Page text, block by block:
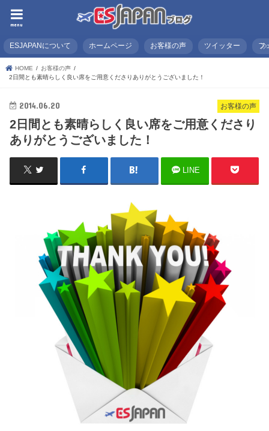
menu
ESJAPANについて ホームページ お客様の声 ツイッター フ
HOME
お客様の声
2日間とも素晴らしく良い席をご用意くださりありがとうございました！
お客様の声
2014.06.20
2日間とも素晴らしく良い席をご用意くださり
ありがとうございました！
LINE